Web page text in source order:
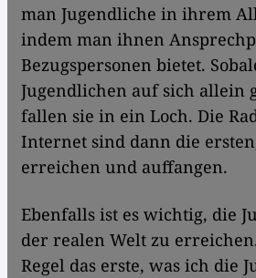
man Jugendliche in ihrem
indem man ihnen
Bezugspersonen bietet.
Jugendlichen auf sich allein
fallen sie in ein Loch. Die
Internet sind dann die
erreichen und auffangen.
Ebenfalls ist es wichtig, die
der realen Welt zu
Regel das erste, was ich die